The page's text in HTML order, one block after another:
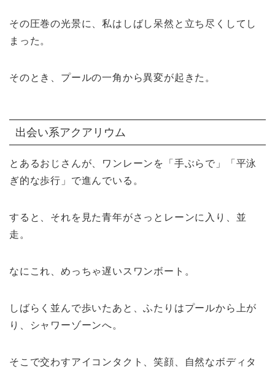
その圧巻の光景に、私はしばし呆然と立ち尽くしてし
まった。
そのとき、プールの一角から異変が起きた。
出会い系アクアリウム
とあるおじさんが、ワンレーンを「手ぶらで」「平泳
ぎ的な歩行」で進んでいる。
すると、それを見た青年がさっとレーンに入り、並
走。
なにこれ、めっちゃ遅いスワンボート。
しばらく並んで歩いたあと、ふたりはプールから上が
り、シャワーゾーンへ。
そこで交わすアイコンタクト、笑顔、自然なボディタ